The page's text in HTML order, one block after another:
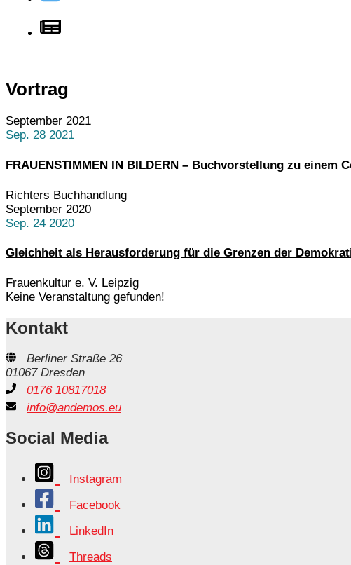
Vortrag
September 2021
Sep. 28 2021
FRAUENSTIMMEN IN BILDERN – Buchvorstellung zu einem
Richters Buchhandlung
September 2020
Sep. 24 2020
Gleichheit als Herausforderung für die Grenzen der
Frauenkultur e. V. Leipzig
Keine Veranstaltung gefunden!
Kontakt
Berliner Straße 26
01067 Dresden
0176 10817018
info@andemos.eu
Social Media
Instagram
Facebook
LinkedIn
Threads